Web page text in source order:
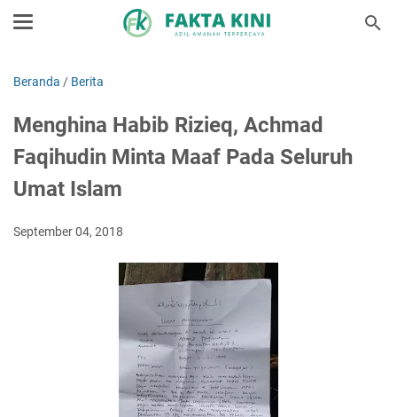
Beranda / Berita
Menghina Habib Rizieq, Achmad
Faqihudin Minta Maaf Pada Seluruh
Umat Islam
September 04, 2018